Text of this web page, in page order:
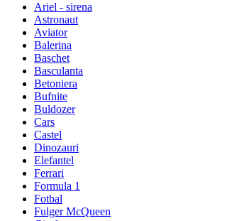
Ariel - sirena
Astronaut
Aviator
Balerina
Baschet
Basculanta
Betoniera
Bufnite
Buldozer
Cars
Castel
Dinozauri
Elefantel
Ferrari
Formula 1
Fotbal
Fulger McQueen